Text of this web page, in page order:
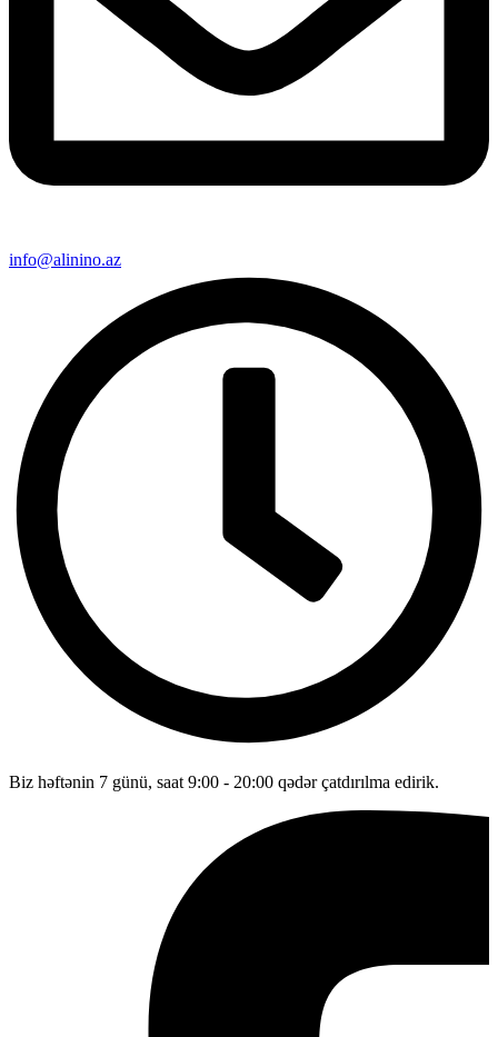
info@alinino.az
Biz həftənin 7 günü, saat 9:00 - 20:00 qədər çatdırılma edirik.